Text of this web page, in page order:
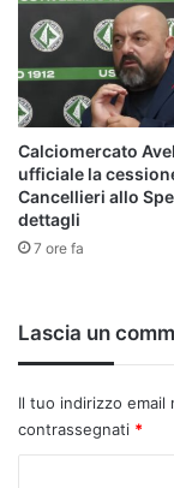
Calciomercato
ufficiale la
Cancellieri allo
dettagli
7 ore fa
Lascia un
Il tuo indirizzo email
contrassegnati *